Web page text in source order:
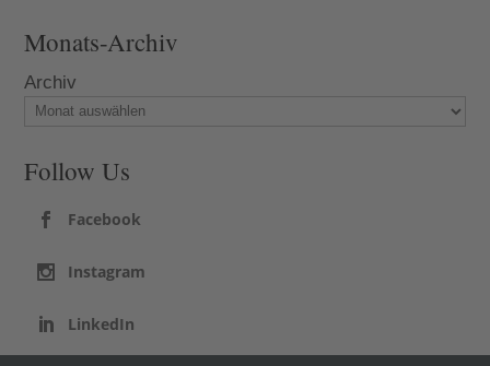
Monats-Archiv
Archiv
Follow Us
Facebook
Instagram
LinkedIn